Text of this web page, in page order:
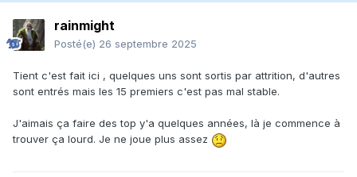
rainmight
Posté(e) 26 septembre 2025
Tient c'est fait ici , quelques uns sont sortis par attrition, d'autres
sont entrés mais les 15 premiers c'est pas mal stable.
J'aimais ça faire des top y'a quelques années, là je commence à
trouver ça lourd. Je ne joue plus assez